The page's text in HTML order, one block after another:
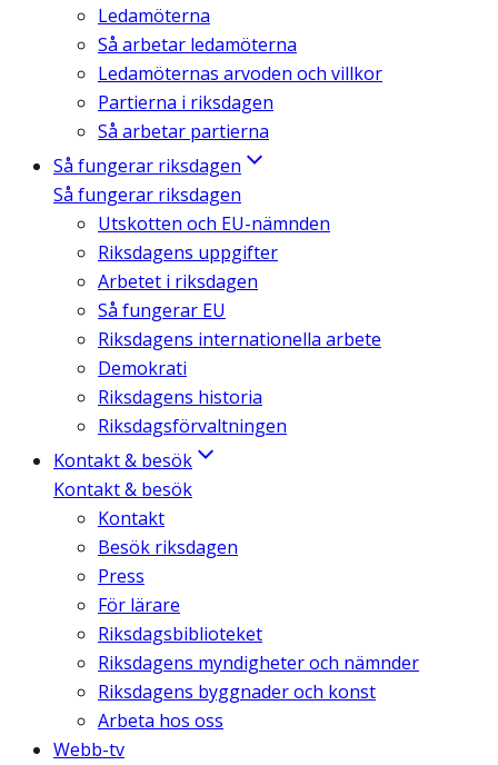
Ledamöterna
Så arbetar ledamöterna
Ledamöternas arvoden och villkor
Partierna i riksdagen
Så arbetar partierna
Så fungerar riksdagen
Så fungerar riksdagen
Utskotten och EU-nämnden
Riksdagens uppgifter
Arbetet i riksdagen
Så fungerar EU
Riksdagens internationella arbete
Demokrati
Riksdagens historia
Riksdagsförvaltningen
Kontakt & besök
Kontakt & besök
Kontakt
Besök riksdagen
Press
För lärare
Riksdagsbiblioteket
Riksdagens myndigheter och nämnder
Riksdagens byggnader och konst
Arbeta hos oss
Webb-tv